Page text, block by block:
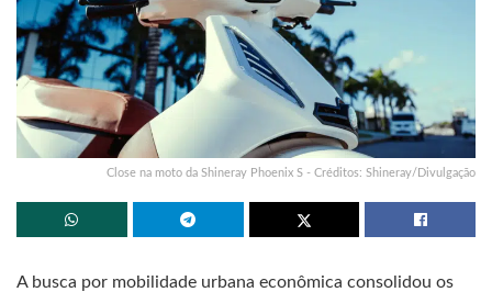
Close na moto da Shineray Phoenix S - Créditos: Shineray/Divulgação
A busca por mobilidade urbana econômica consolidou os